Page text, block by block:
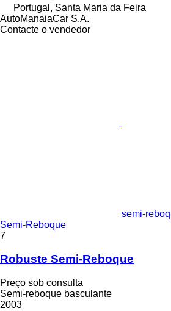
Portugal, Santa Maria da Feira
AutoManaiaCar S.A.
Contacte o vendedor
semi-
Semi-Reboque
7
Robuste Semi-Reboque
Preço sob consulta
Semi-reboque basculante
2003